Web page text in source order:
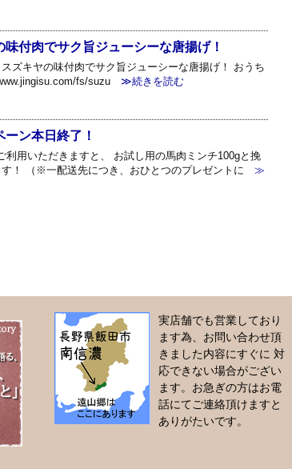
付肉でサク旨ジューシーな唐揚げ！
ズキヤの味付肉でサク旨ジューシーな唐揚げ！ おうち
fs/suzu≫続きを読む
ン本日終了！
用いただきますと、 お試し用の馬肉ミンチ100gと挽
！ （※一配送先につき、おひとつのプレゼントに ≫
実店舗でも営業しており
ます為、お問い合わせ頂
きました内容にすぐに 対
応できない場合がござい
ます。お急ぎの方はお電
話にてご連絡頂けますと
ありがたいです。